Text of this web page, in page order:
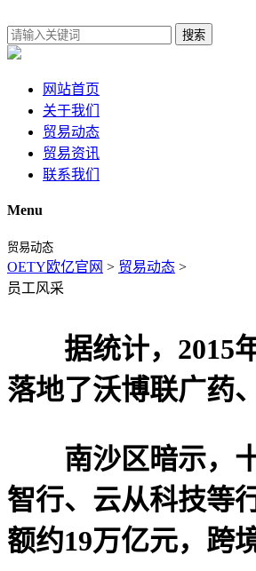
搜索
网站首页
关于我们
贸易动态
贸易资讯
联系我们
Menu
贸易动态
OETY欧亿官网 > 贸易动态 >
员工风采
据统计，2015年
落地了沃博联广药
南沙区暗示，十
智行、云从科技等
额约19万亿元，跨